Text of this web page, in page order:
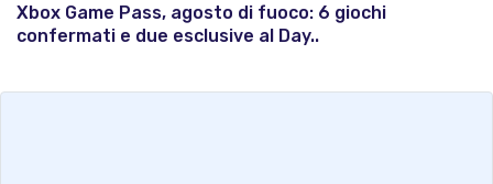
Xbox Game Pass, agosto di fuoco: 6 giochi
confermati e due esclusive al Day..